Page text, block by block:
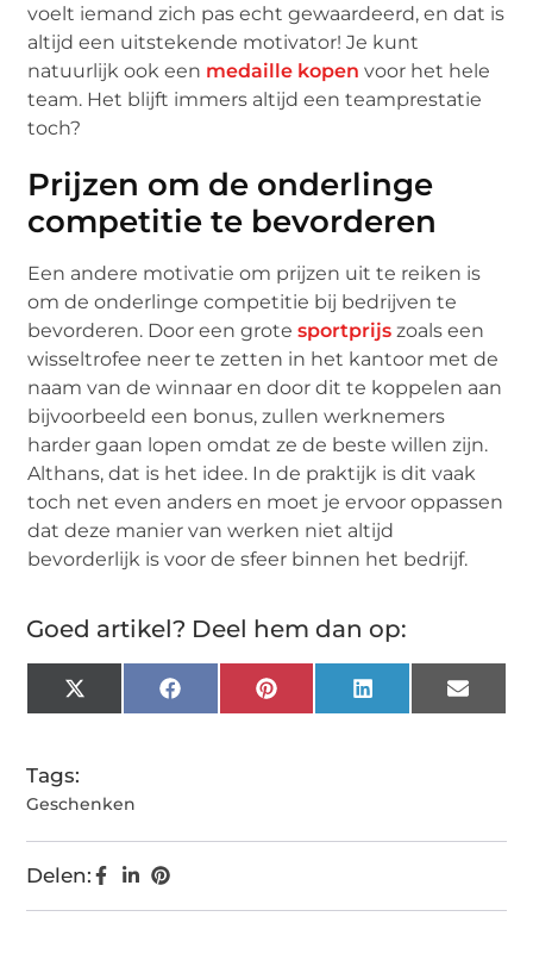
voelt iemand zich pas echt gewaardeerd, en dat is
altijd een uitstekende motivator! Je kunt
natuurlijk ook een medaille kopen voor het hele
team. Het blijft immers altijd een teamprestatie
toch?
Prijzen om de onderlinge
competitie te bevorderen
Een andere motivatie om prijzen uit te reiken is
om de onderlinge competitie bij bedrijven te
bevorderen. Door een grotesportprijs zoals een
wisseltrofee neer te zetten in het kantoor met de
naam van de winnaar en door dit te koppelen aan
bijvoorbeeld een bonus, zullen werknemers
harder gaan lopen omdat ze de beste willen zijn.
Althans, dat is het idee. In de praktijk is dit vaak
toch net even anders en moet je ervoor oppassen
dat deze manier van werken niet altijd
bevorderlijk is voor de sfeer binnen het bedrijf.
Goed artikel? Deel hem dan op:
X
(Twitter)
FacebookPinterest LinkedIn Email
Tags:
Geschenken
Delen: